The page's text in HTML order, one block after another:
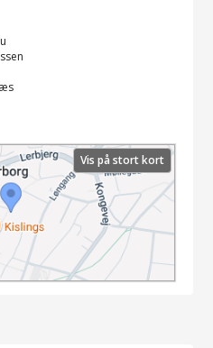
Vis på stort kort